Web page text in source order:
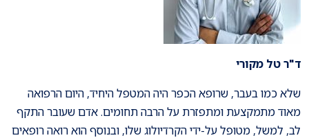
ד"ר טל מקורי
שלא כמו בעבר, שרופא הכפר היה המטפל היחיד, היום הרפואה
מאוד מתמקצעת ומתפזרת על הרבה תחומים. אדם שעובר התקף
לב, למשל, מטופל על-ידי הקרדיולוג שלו, ובנוסף הוא רואה רופאים